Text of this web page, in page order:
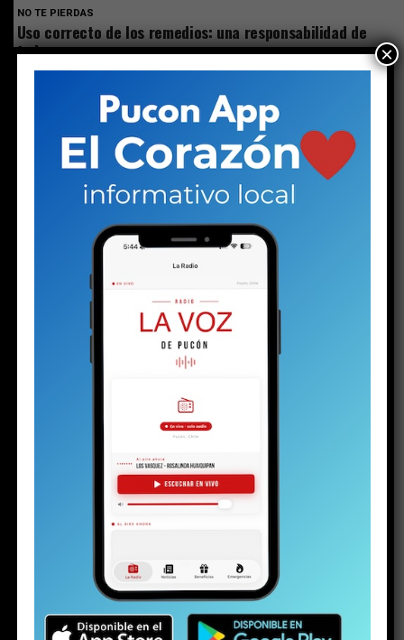
NO TE PIERDAS
Uso correcto de los remedios: una responsabilidad de
todos
ESTO PODRÍA GUSTARTE
Plan de Descontaminación del Lago Villarrica
sería publicado la próxima semana o en los
próximos diez días
Alcalde no acepta la renuncia de asesor de
Riesgos: Esteban Backit se reintegra el
Lago Caburgua muestra signos de
recuperación tras intensas lluvias:
precipitaciones aumentan casi un 24%
respecto de 2025
Denuncias por Ley Karin escalan conflicto
entre el alcalde Álvarez y las concejalas
Castillo y Matus
Violencia escolar: acciones ya
Gerente del Hospital San Francisco y
creación de pabellón UTI: “Los problemas de
salud de Pucón deben arreglarse en Pucón”
×